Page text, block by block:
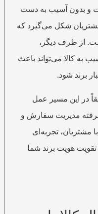
و بدون آسیب به دست
شکل می‌گیرد که
از طرف دیگر،
به کالا می‌تواند باعث
برند شود.
در این مسیر عمل
مدیریت سفارش و
مشتریان، تجربه‌ای
هویت برند شما